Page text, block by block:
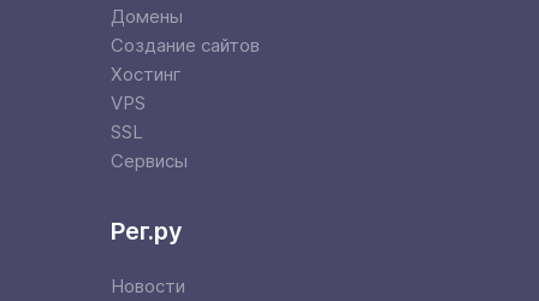
Домены
Создание сайтов
Хостинг
VPS
SSL
Сервисы
Рег.ру
Новости